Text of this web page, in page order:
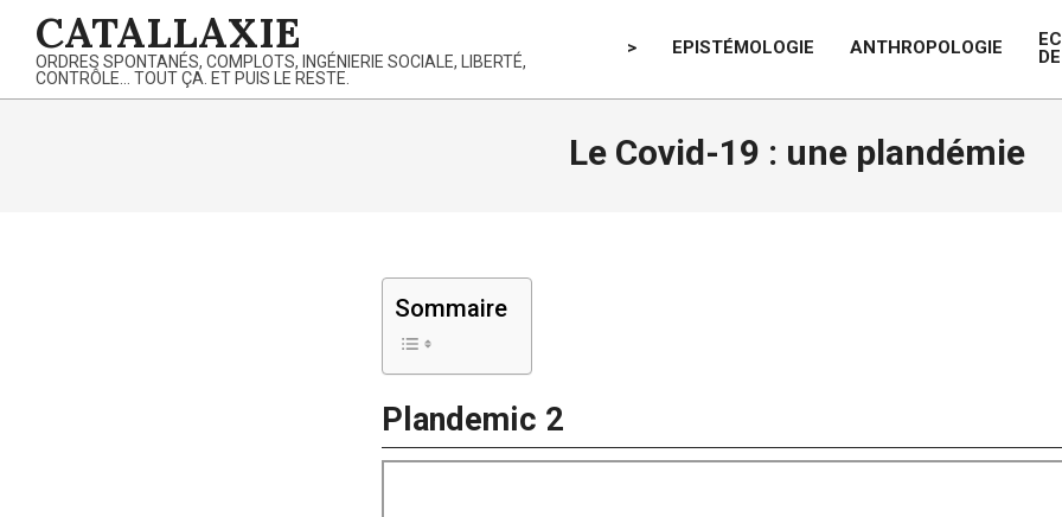
content
CATALLAXIE
ORDRES SPONTANÉS, COMPLOTS, INGÉNIERIE SOCIALE, LIBERTÉ,
CONTRÔLE… TOUT ÇA. ET PUIS LE RESTE.
> EPISTÉMOLOGIE ANTHROPOLOGIE
Le Covid-19 : une plandémie
Sommaire
Plandemic 2